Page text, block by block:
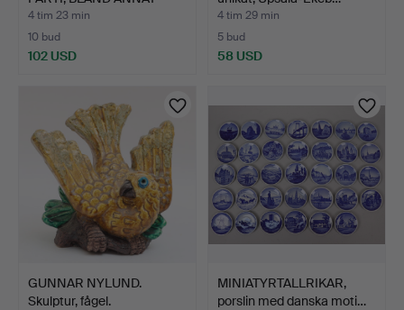
DAVEN…
4 tim 23 min
10 bud
102 USD
4 tim 29 min
5 bud
58 USD
GUNNAR NYLUND.
Skulptur, fågel.
MINIATYRTALLRIKAR,
porslin med danska moti…